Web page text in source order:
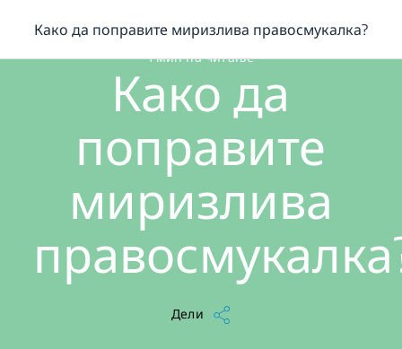
1 мин на читање
Како да
поправите
миризлива
Дели
Како да поправите миризлива правосмукалка?